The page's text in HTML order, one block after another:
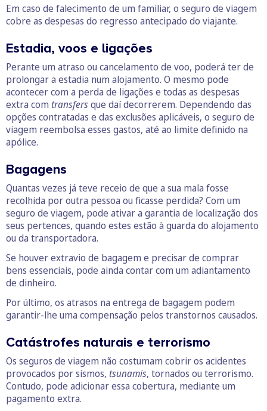
Em caso de falecimento de um familiar, o seguro de viagem
cobre as despesas do regresso antecipado do viajante.
Estadia, voos e ligações
Perante um atraso ou cancelamento de voo, poderá ter de
prolongar a estadia num alojamento. O mesmo pode
acontecer com a perda de ligações e todas as despesas
extra com transfersque daí decorrerem. Dependendo das
opções contratadas e das exclusões aplicáveis, o seguro de
viagem reembolsa esses gastos, até ao limite definido na
apólice.
Bagagens
Quantas vezes já teve receio de que a sua mala fosse
recolhida por outra pessoa ou ficasse perdida? Com um
seguro de viagem, pode ativar a garantia de localização dos
seus pertences, quando estes estão à guarda do alojamento
ou da transportadora.
Se houver extravio de bagagem e precisar de comprar
bens essenciais, pode ainda contar com um adiantamento
de dinheiro.
Por último, os atrasos na entrega de bagagem podem
garantir-lhe uma compensação pelos transtornos causados.
Catástrofes naturais e terrorismo
Os seguros de viagem não costumam cobrir os acidentes
provocados por sismos, tsunamis, tornados ou terrorismo.
Contudo, pode adicionar essa cobertura, mediante um
pagamento extra.